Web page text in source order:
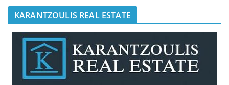
KARANTZOULIS REAL ESTATE